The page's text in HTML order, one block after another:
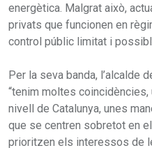
energètica. Malgrat això,
privats que funcionen en
control públic limitat i
Per la seva banda, l’alcalde
“tenim moltes
nivell de Catalunya, unes
que se centren sobretot en
prioritzen els interessos de